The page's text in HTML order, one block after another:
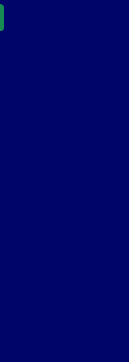
Test)
(SJT)
(TestAS)
(TMS)